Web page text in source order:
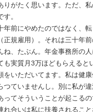
りがたく思います。ただ、
す。
年前にやめたのではなく、
（正規雇用）。それは三十年
ね、たぶん。年金事務所の
も実質月3万ほどもらえると
をいただいてます。私は健
つていませんし。別に私が
ってそういうことが起こる
れ合いは私に扶養されるこ